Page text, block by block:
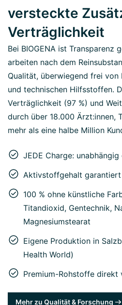
versteckte
Verträglichkeit
Bei BIOGENA ist Transparenz
arbeiten nach dem
Qualität, überwiegend frei von
und technischen Hilfsstoffen.
Verträglichkeit (97 %) und
durch über 18.000 Ärzt:innen,
mehr als eine halbe Million
JEDE Charge:
Aktivstoffgehalt garantiert
100 % ohne künstliche
Titandioxid, Gentechnik,
Magnesiumstearat
Eigene Produktion in
Health World)
Premium-Rohstoffe direkt
Mehr zu Qualität & Forschung